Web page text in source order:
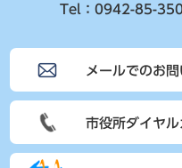
Tel：0942-85-
メールでのお
市役所ダイヤル